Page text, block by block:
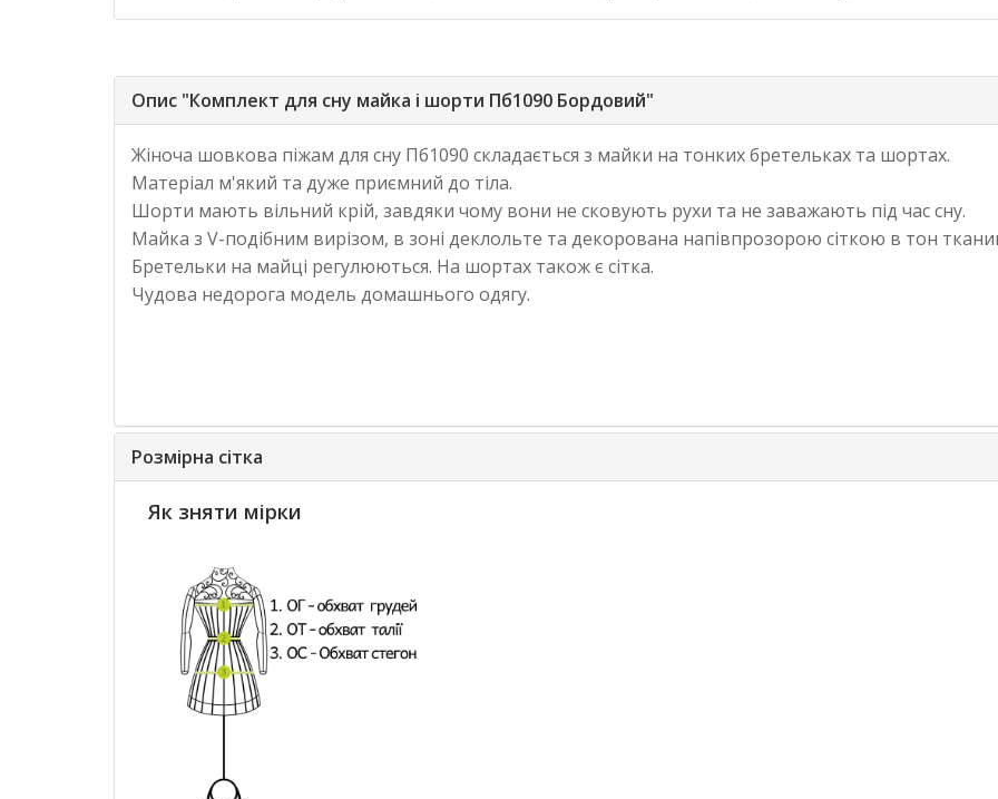
Опис "Комплект для сну майка і шорти Пб1090 Бордовий"
Жіноча шовкова піжам для сну Пб1090 складається з майки на тонких бретельках та шортах.
Матеріал м'який та дуже приємний до тіла.
Шорти мають вільний крій, завдяки чому вони не сковують рухи та не заважають під час сну.
Майка з V-подібним вирізом, в зоні деклольте та декорована напівпрозорою сіткою в тон
Бретельки на майці регулюються. На шортах також є сітка.
Чудова недорога модель домашнього одягу.
Розмірна сітка
Як зняти мірки